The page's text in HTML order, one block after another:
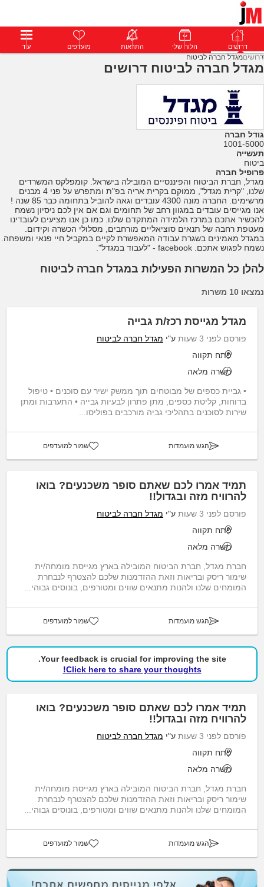
דרושים פרופילים הודעות פרימיום דרושים הלוח שלי התראות מועדפים עוד
דרושיםמגדל חברה לביטוח
מגדל חברה לביטוח דרושים
גודל חברה
1001-5000
תעשייה
ביטוח
פרופיל חברה
מגדל, חברת הביטוח והפיננסיים המובילה בישראל. קומפלקס המשרדים
שלנו, "קרית מגדל", ממוקם בקרית אריה בפ"ת ומתפרש על פני 4 מבנים
מרשימים. החברה מונה 4300 עובדים וגאה להוביל בתחומה כבר 85 שנה !
אנו מגייסים עובדים במגוון רחב של תחומים וגם אם אין לכם ניסיון נשמח
להכשיר אתכם במרכז הלמידה המתקדם שלנו. כמו כן אנו מציעים לעובדינו
מעטפת רחבה של תנאים סוציאליים מורחבים, מסלולי הכשרה וקידום.
במגדל מאמינים בשגרת עבודה המאפשרת לקיים במקביל חיי פנאי ומשפחה.
נשמח לפגוש אתכם. facebook - "לעבוד במגדל".
להלן כל המשרות הפעילות במגדל חברה לביטוח
נמצאו 10 משרות
מגדל מגייסת רכז/ת גבייה
פורסם לפני 3 שעות ע"י מגדל חברה לביטוח
פתח תקווה
משרה מלאה
• גביית כספים של מבוטחים תוך ממשק ישיר עם סוכנים • טיפול
בדוחות, קליטת כספים, מתן פתרון לבעיות גבייה • התערבות ומתן
שירות לסוכנים בתהליכי גביה מורכבים בפוליסו...
הגש מועמדות שמור למועדפים
תמיד אמרו לכם שאתם סופר משכנעים? בואו
להרוויח מזה ובגדול!!
פורסם לפני 3 שעות ע"י מגדל חברה לביטוח
פתח תקווה
משרה מלאה
חברת מגדל, חברת הביטוח המובילה בארץ מגייסת מומחה/ית
שימור ריסק ובריאות וזאת ההזדמנות שלכם להצטרף לנבחרת
המומחים שלנו ולהנות מתנאים שווים ומטורפים, בונוסים גבוהי...
הגש מועמדות שמור למועדפים
Your feedback is crucial for improving the site.
Click here to share your thoughts!
תמיד אמרו לכם שאתם סופר משכנעים? בואו
להרוויח מזה ובגדול!!
פורסם לפני 3 שעות ע"י מגדל חברה לביטוח
פתח תקווה
משרה מלאה
חברת מגדל, חברת הביטוח המובילה בארץ מגייסת מומחה/ית
שימור ריסק ובריאות וזאת ההזדמנות שלכם להצטרף לנבחרת
המומחים שלנו ולהנות מתנאים שווים ומטורפים, בונוסים גבוהי...
הגש מועמדות שמור למועדפים